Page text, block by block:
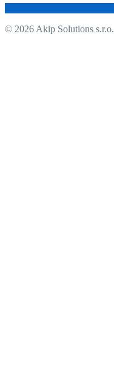
© 2026 Akip Solutions s.r.o.